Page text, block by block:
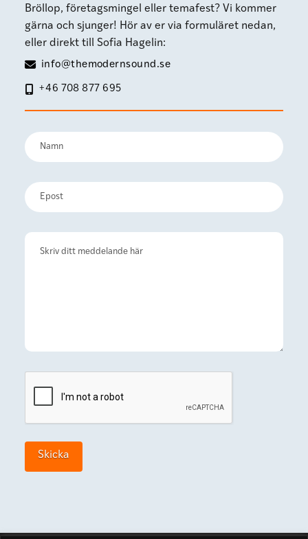
Bröllop, företagsmingel eller temafest? Vi kommer
gärna och sjunger! Hör av er via formuläret nedan,
eller direkt till Sofia Hagelin:
info@themodernsound.se
+46 708 877 695
post(Obligatoriskt)
Skicka